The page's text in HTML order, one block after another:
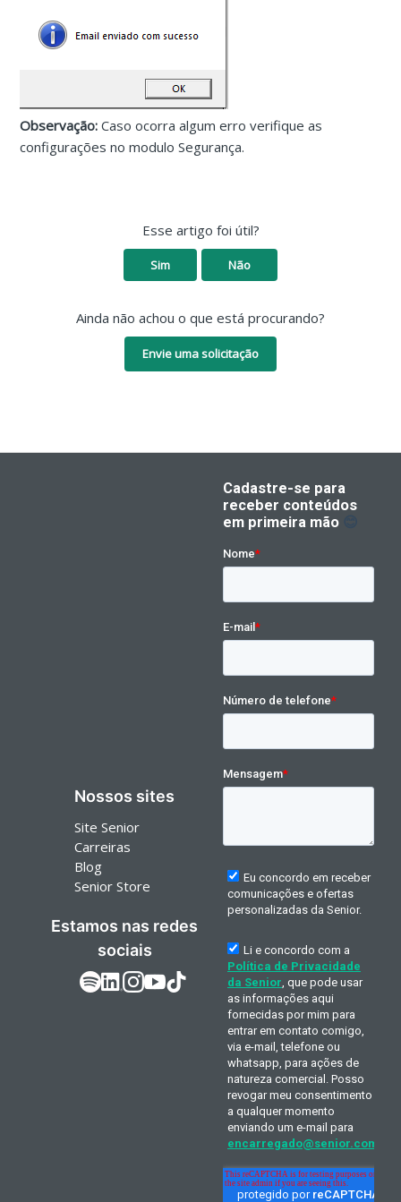
Observação:Caso ocorra algum erro verifique as
configurações no modulo Segurança.
Esse artigo foi útil?
Sim Não
Ainda não achou o que está procurando?
Envie uma solicitação
Nossos sites
Site Senior
Carreiras
Blog
Senior Store
Estamos nas redes
sociais